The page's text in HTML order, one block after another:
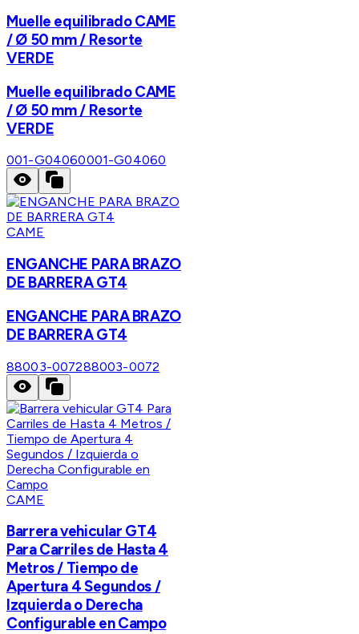
Muelle equilibrado CAME
/ Ø 50 mm / Resorte
VERDE
Muelle equilibrado CAME
/ Ø 50 mm / Resorte
VERDE
001-G04060001-G04060
CAME
ENGANCHE PARA BRAZO
DE BARRERA GT4
ENGANCHE PARA BRAZO
DE BARRERA GT4
88003-007288003-0072
CAME
Barrera vehicular GT4
Para Carriles de Hasta 4
Metros / Tiempo de
Apertura 4 Segundos /
Izquierda o Derecha
Configurable en Campo